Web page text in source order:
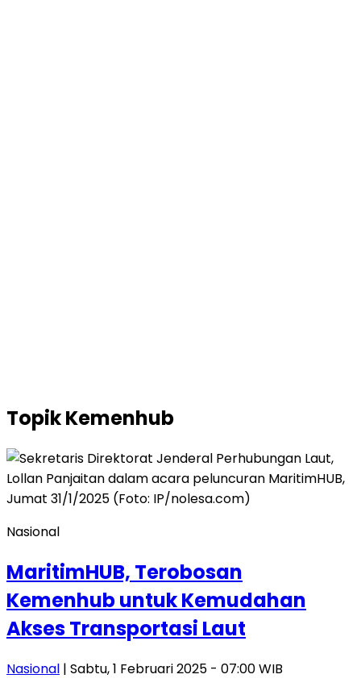
TopikKemenhub
Nasional
MaritimHUB, Terobosan
Kemenhub untuk Kemudahan
Akses Transportasi Laut
Nasional | Sabtu, 1 Februari 2025 - 07:00 WIB